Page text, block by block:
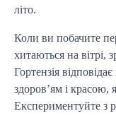
літо.
Коли ви побачите
хитаються на вітрі,
Гортензія
здоров’ям і красою,
Експериментуйте з